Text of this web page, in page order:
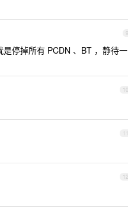
9
停掉所有 PCDN 、BT ，静待一
10
11
12